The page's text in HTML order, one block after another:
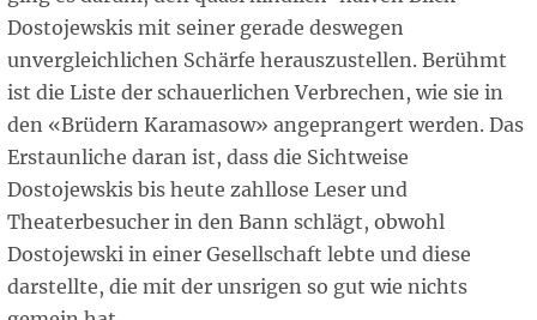
Dostojewskis mit seiner gerade deswegen
unvergleichlichen Schärfe herauszustellen. Berühmt
ist die Liste der schauerlichen Verbrechen, wie sie in
den «Brüdern Karamasow» angeprangert werden. Das
Erstaunliche daran ist, dass die Sichtweise
Dostojewskis bis heute zahllose Leser und
Theaterbesucher in den Bann schlägt, obwohl
Dostojewski in einer Gesellschaft lebte und diese
darstellte, die mit der unsrigen so gut wie nichts